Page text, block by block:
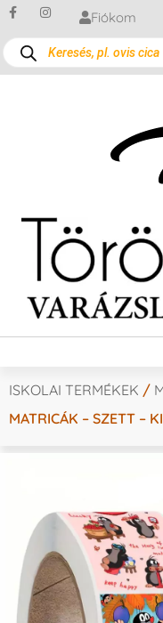
Fiókom
ISKOLAI TERMÉKEK /
MATRICÁK – SZETT –